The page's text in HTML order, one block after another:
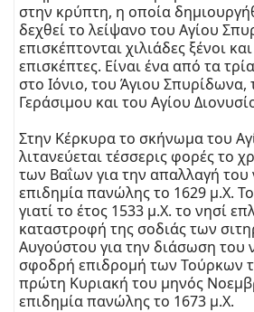
στην κρύπτη, η οποία
δεχθεί το λείψανο του Αγίου
επισκέπτονται χιλιάδες ξένοι
επισκέπτες. Είναι ένα από τα
στο Ιόνιο, του Άγιου Σπυρίδωνα,
Γεράσιμου και του Αγίου
Στην Κέρκυρα το σκήνωμα του
λιτανεύεται τέσσερις φορές το
των Βαΐων για την απαλλαγή
επιδημία πανώλης το 1629 μ.Χ.
γιατί το έτος 1533 μ.Χ. το νησί
καταστροφή της σοδιάς των
Αυγούστου για την διάσωση του
σφοδρή επιδρομή των Τούρκων
πρώτη Κυριακή του μηνός
επιδημία πανώλης το 1673 μ.Χ.